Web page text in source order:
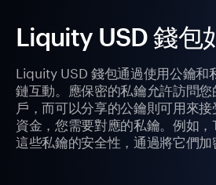
Liquity USD 錢包
Liquity USD 錢包通過使用公鑰和
鏈互動。應保密的私鑰允許訪問
戶，而可以分享的公鑰則可用來
資金，您需要對應的私鑰。例如
這些私鑰的安全性，通過將它們加